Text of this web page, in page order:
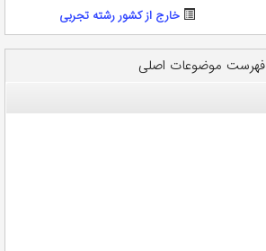
خارج از کشور رشته تجربی
فهرست موضوعات اصلی